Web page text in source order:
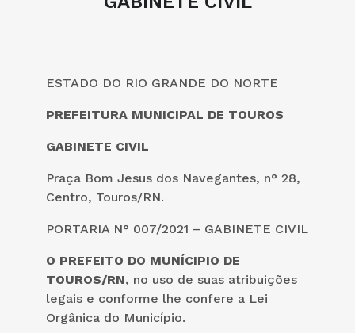
ESTADO DO RIO GRANDE DO NORTE
PREFEITURA MUNICIPAL DE TOUROS
GABINETE CIVIL
Praça Bom Jesus dos Navegantes, n° 28,
Centro, Touros/RN.
PORTARIA N° 007/2021 – GABINETE CIVIL
O PREFEITO DO MUNÍCIPIO DE
TOUROS/RN, no uso de suas atribuições
legais e conforme lhe confere a Lei
Orgânica do Município.